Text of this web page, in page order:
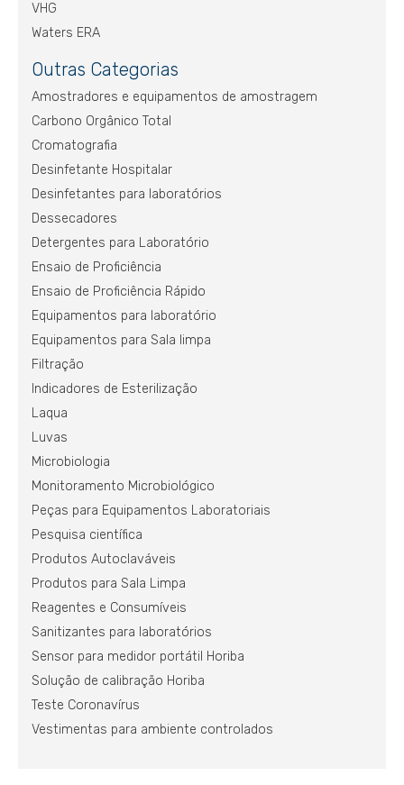
VHG
Waters ERA
Outras Categorias
Amostradores e equipamentos de amostragem
Carbono Orgânico Total
Cromatografia
Desinfetante Hospitalar
Desinfetantes para laboratórios
Dessecadores
Detergentes para Laboratório
Ensaio de Proficiência
Ensaio de Proficiência Rápido
Equipamentos para laboratório
Equipamentos para Sala limpa
Filtração
Indicadores de Esterilização
Laqua
Luvas
Microbiologia
Monitoramento Microbiológico
Peças para Equipamentos Laboratoriais
Pesquisa científica
Produtos Autoclaváveis
Produtos para Sala Limpa
Reagentes e Consumíveis
Sanitizantes para laboratórios
Sensor para medidor portátil Horiba
Solução de calibração Horiba
Teste Coronavírus
Vestimentas para ambiente controlados